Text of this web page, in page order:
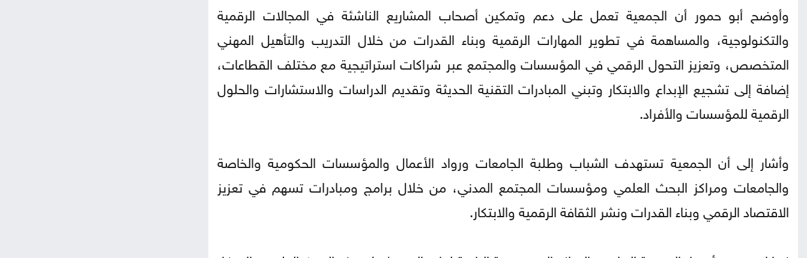
وأوضح أبو حمور أن الجمعية تعمل على دعم وتمكين أصحاب المشاريع الناشئة في المجالات الرقمية
والتكنولوجية، والمساهمة في تطوير المهارات الرقمية وبناء القدرات من خلال التدريب والتأهيل المهني
المتخصص، وتعزيز التحول الرقمي في المؤسسات والمجتمع عبر شراكات استراتيجية مع مختلف القطاعات،
إضافة إلى تشجيع الإبداع والابتكار وتبني المبادرات التقنية الحديثة وتقديم الدراسات والاستشارات والحلول
الرقمية للمؤسسات والأفراد.
وأشار إلى أن الجمعية تستهدف الشباب وطلبة الجامعات ورواد الأعمال والمؤسسات الحكومية والخاصة
والجامعات ومراكز البحث العلمي ومؤسسات المجتمع المدني، من خلال برامج ومبادرات تسهم في تعزيز
الاقتصاد الرقمي وبناء القدرات ونشر الثقافة الرقمية والابتكار.